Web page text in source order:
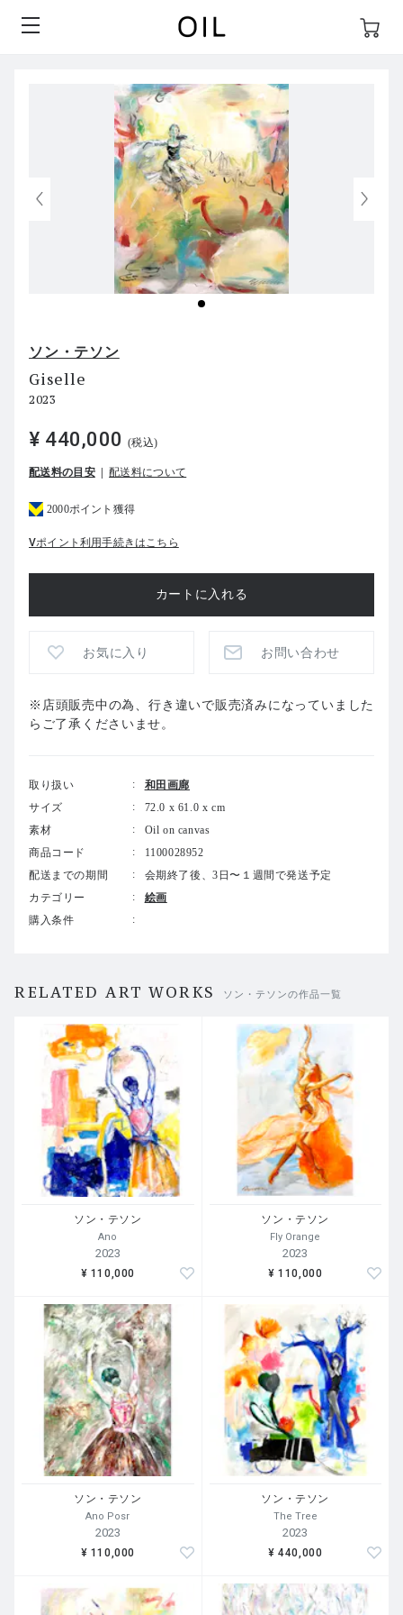
ソン・テソン
Giselle
2023
¥ 440,000 (税込)
配送料の目安 配送料について
2000ポイント獲得
Vポイント利用手続きはこちら
お気に入り お問い合わせ
※ 店頭販売中の為、行き違いで販売済みになっていました
らご了承くださいませ。
取り扱い
和田画廊
サイズ
72.0 x 61.0 x cm
素材
Oil on canvas
商品コード
1100028952
配送までの期間
会期終了後、3日〜１週間で発送予定
カテゴリー
絵画
購入条件
RELATED ART WORKS ソン・テソンの作品一覧
ソン・テソン
Ano
2023
¥ 110,000
ソン・テソン
Fly Orange
2023
¥ 110,000
ソン・テソン
Ano Posr
2023
¥ 110,000
ソン・テソン
The Tree
2023
¥ 440,000